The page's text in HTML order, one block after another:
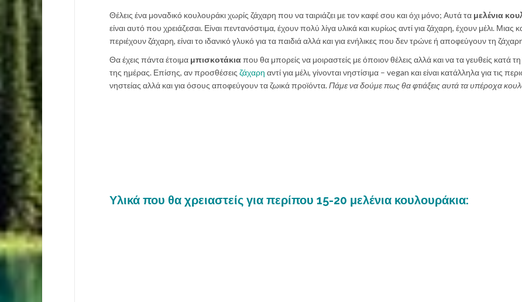
Θέλεις ένα μοναδικό κουλουράκι χωρίς ζάχαρη που να ταιριάζει με τον καφέ σου και όχι μόνο; Αυτά τα μελένια
είναι αυτό που χρειάζεσαι. Είναι πεντανόστιμα, έχουν πολύ λίγα υλικά και κυρίως αντί για ζάχαρη, έχουν μέλι. Μιας
περιέχουν ζάχαρη, είναι το ιδανικό γλυκό για τα παιδιά αλλά και για ενήλικες που δεν τρώνε ή αποφεύγουν τη
Θα έχεις πάντα έτοιμα μπισκοτάκιαπου θα μπορείς να μοιραστείς με όποιον θέλεις αλλά και να τα γευθείς κατά τη
της ημέρας. Επίσης, αν προσθέσεις ζάχαρη αντί για μέλι, γίνονται νηστίσιμα – vegan και είναι κατάλληλα για τις
νηστείας αλλά και για όσους αποφεύγουν τα ζωικά προϊόντα.Πάμε να δούμε πως θα φτιάξεις αυτά τα υπέροχα
Υλικά που θα χρειαστείς για περίπου 15-20 μελένια κουλουράκια: